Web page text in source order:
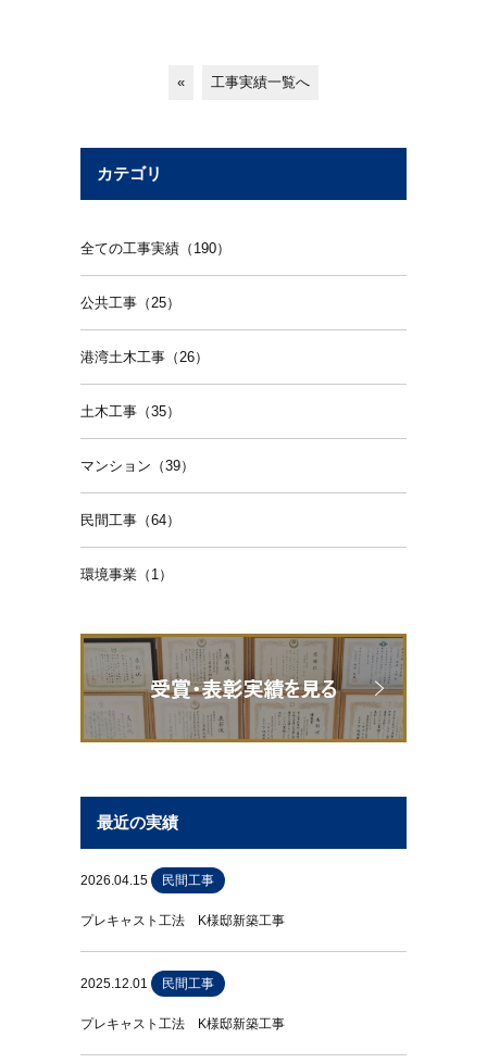
« 工事実績一覧へ
カテゴリ
全ての工事実績（190）
公共工事（25）
港湾土木工事（26）
土木工事（35）
マンション（39）
民間工事（64）
環境事業（1）
最近の実績
2026.04.15 民間工事
プレキャスト工法 K様邸新築工事
2025.12.01 民間工事
プレキャスト工法 K様邸新築工事